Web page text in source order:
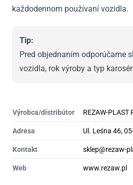
každodennom používaní vozidla.
Tip:
Pred objednaním odporúčame
vozidla, rok výroby a typ
Výrobca/distribútor REZAW-PLAST
Adresa Ul. Leśna 46,
Kontakt sklep@rezaw-
Web www.rezaw.pl